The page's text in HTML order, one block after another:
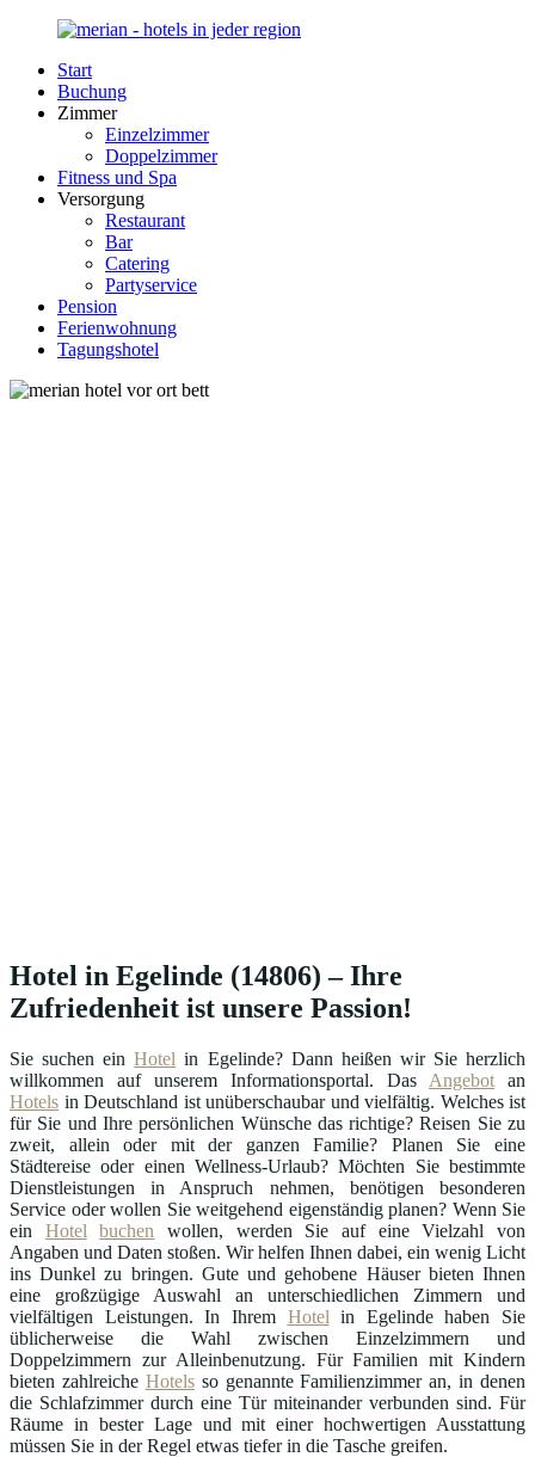
Zurück
Inhalt
Merian-
Hotel.de
Portal
Unterkunft
Deutschland
Start
Buchung
Zimmer
Einzelzimmer
Doppelzimmer
Fitness und Spa
Versorgung
Restaurant
Bar
Catering
Partyservice
Pension
Ferienwohnung
Tagungshotel
Hotel in Egelinde (14806) – Ihre
Zufriedenheit ist unsere Passion!
Sie suchen einHotel in Egelinde? Dann heißen wir Sie herzlich
willkommen auf unserem Informationsportal. Das Angebot an
Hotels in Deutschland ist unüberschaubar und vielfältig. Welches ist
für Sie und Ihre persönlichen Wünsche das richtige? Reisen Sie zu
zweit, allein oder mit der ganzen Familie? Planen Sie eine
Städtereise oder einen Wellness-Urlaub? Möchten Sie bestimmte
Dienstleistungen in Anspruch nehmen, benötigen besonderen
Service oder wollen Sie weitgehend eigenständig planen? Wenn Sie
ein Hotel buchen wollen, werden Sie auf eine Vielzahl von
Angaben und Daten stoßen. Wir helfen Ihnen dabei, ein wenig Licht
ins Dunkel zu bringen. Gute und gehobene Häuser bieten Ihnen
eine großzügige Auswahl an unterschiedlichen Zimmern und
vielfältigen Leistungen. In Ihrem Hotel in Egelinde haben Sie
üblicherweise die Wahl zwischen Einzelzimmern und
Doppelzimmern zur Alleinbenutzung. Für Familien mit Kindern
bieten zahlreiche Hotelsso genannte Familienzimmer an, in denen
die Schlafzimmer durch eine Tür miteinander verbunden sind. Für
Räume in bester Lage und mit einer hochwertigen Ausstattung
müssen Sie in der Regel etwas tiefer in die Tasche greifen.